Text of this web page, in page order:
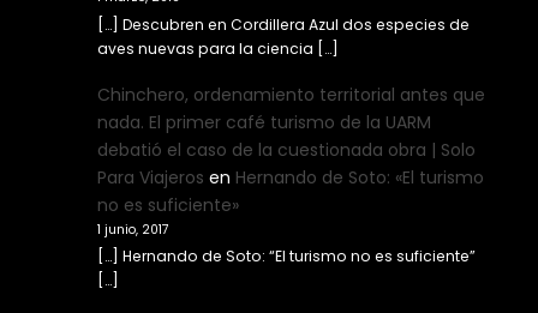
[…] Descubren en Cordillera Azul dos especies de
aves nuevas para la ciencia […]
Chinchero, ordenamiento territorial antes que
nada. El primer café turismo de la UARM
debatió el caso de la cuestionada obra | Solo
Para Viajeros en Hernando de Soto: «El turismo
no es suficiente»
1 junio, 2017
[…] Hernando de Soto: “El turismo no es suficiente”
[…]